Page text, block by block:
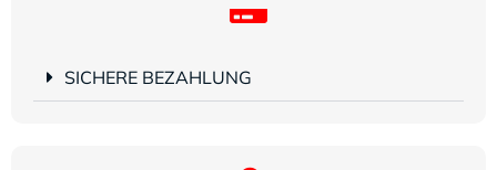
SICHERE BEZAHLUNG